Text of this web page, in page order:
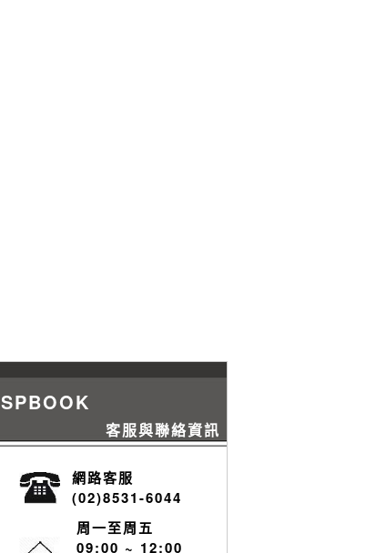
SPBOOK
客服與聯絡資訊
網路客服
(02)8531-6044
周一至周五
09:00 ~ 12:00